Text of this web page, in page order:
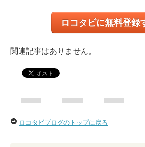
ロコタビに無料登録
関連記事はありません。
ロコタビブログのトップに戻る